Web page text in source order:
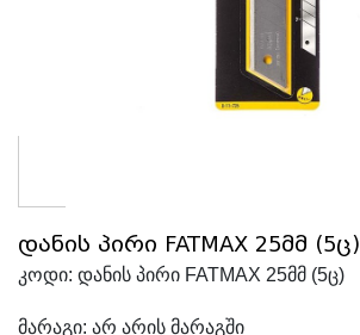
დანის პირი FATMAX 25მმ (5ც)
კოდი: დანის პირი FATMAX 25მმ (5ც)
მარაგი: არ არის მარაგში